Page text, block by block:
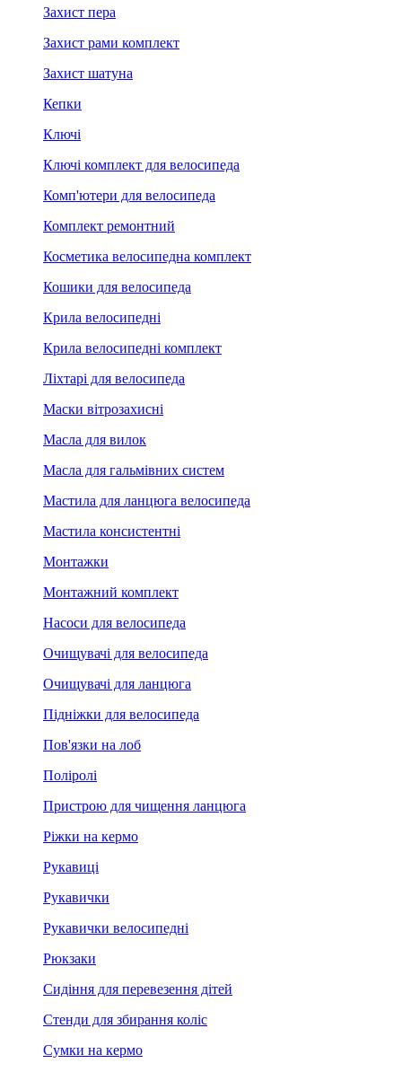
Захист пера
Захист рами комплект
Захист шатуна
Кепки
Ключі
Ключі комплект для велосипеда
Комп'ютери для велосипеда
Комплект ремонтний
Косметика велосипедна комплект
Кошики для велосипеда
Крила велосипедні
Крила велосипедні комплект
Ліхтарі для велосипеда
Маски вітрозахисні
Масла для вилок
Масла для гальмівних систем
Мастила для ланцюга велосипеда
Мастила консистентні
Монтажки
Монтажний комплект
Насоси для велосипеда
Очищувачі для велосипеда
Очищувачі для ланцюга
Підніжки для велосипеда
Пов'язки на лоб
Поліролі
Пристрою для чищення ланцюга
Ріжки на кермо
Рукавиці
Рукавички
Рукавички велосипедні
Рюкзаки
Сидіння для перевезення дітей
Стенди для збирання коліс
Сумки на кермо